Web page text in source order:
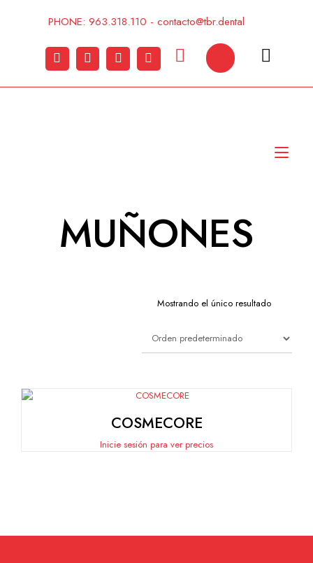
PHONE: 963.318.110 - contacto@tbr.dental
MUÑONES
Mostrando el único resultado
COSMECORE
Inicie sesión para ver precios